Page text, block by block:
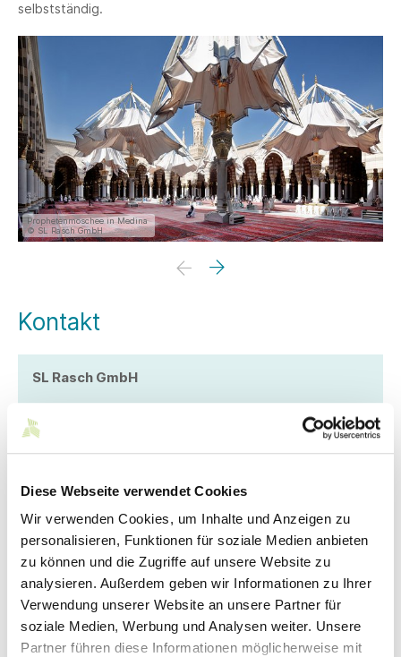
Diese Webseite verwendet Cookies
Wir verwenden Cookies, um Inhalte und Anzeigen zu
personalisieren, Funktionen für soziale Medien anbieten
zu können und die Zugriffe auf unsere Website zu
analysieren. Außerdem geben wir Informationen zu Ihrer
Verwendung unserer Website an unsere Partner für
soziale Medien, Werbung und Analysen weiter. Unsere
Partner führen diese Informationen möglicherweise mit
selbstständig.
Prophetenmoschee in Medina
© SL Rasch GmbH
Kontakt
SL Rasch GmbH
70771 Leinfelden-Echterdingen
Telefon:+49 711 901148-0
E-Mail: info@sl-rasch.de
www.sl-rasch.de
Mitglied folgen: